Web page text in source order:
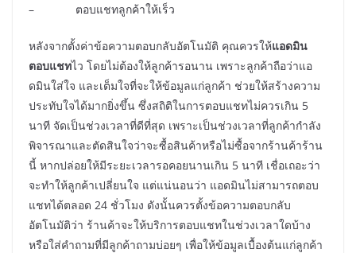
– ตอบแชทลูกค้าให้เร็ว
หลังจากตั้งค่าข้อความตอบกลับอัตโนมัติ คุณควรให้แอดมิน
ตอบแชทไว โดยไม่ต้องให้ลูกค้ารอนาน เพราะลูกค้าถือว่าแอ
ดมินใส่ใจ และเต็มใจที่จะให้ข้อมูลแก่ลูกค้า ช่วยให้สร้างความ
ประทับใจได้มากยิ่งขึ้น ซึ่งสถิติในการตอบแชทไม่ควรเกิน 5
นาที จัดเป็นช่วงเวลาที่ดีที่สุด เพราะเป็นช่วงเวลาที่ลูกค้ากำลัง
พิจารณาและตัดสินใจว่าจะซื้อสินค้าหรือไม่ซื้อจากร้านค้าร้าน
นี้ หากปล่อยให้มีระยะเวลารอคอยนานเกิน 5 นาที เชื่อเถอะว่า
จะทำให้ลูกค้าเปลี่ยนใจ แต่แน่นอนว่า แอดมินไม่สามารถตอบ
แชทได้ตลอด 24 ชั่วโมง ดังนั้นควรตั้งข้อความตอบกลับ
อัตโนมัติว่า ร้านค้าจะให้บริการตอบแชทในช่วงเวลาใดบ้าง
หรือใส่คำถามที่มีลูกค้าถามบ่อยๆ เพื่อให้ข้อมูลเบื้องต้นแก่ลูกค้า